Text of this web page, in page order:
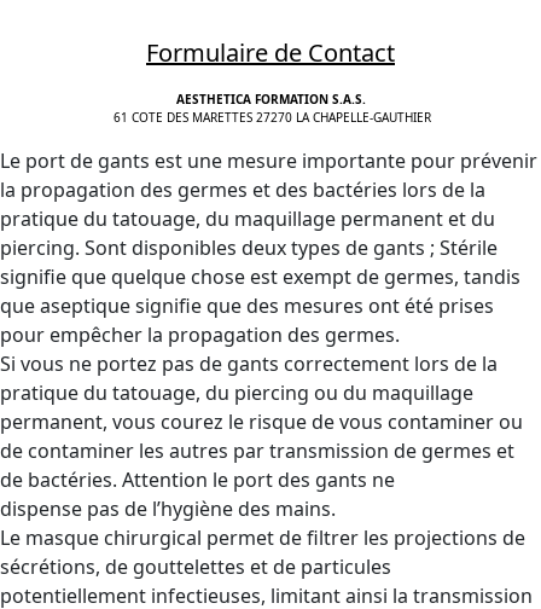
Formulaire de Contact
AESTHETICA FORMATION S.A.S.
61 COTE DES MARETTES 27270 LA CHAPELLE-GAUTHIER
Le port de gants est une mesure importante pour prévenir
la propagation des germes et des bactéries lors de la
pratique du tatouage, du maquillage permanent et du
piercing. Sont disponibles deux types de gants ; Stérile
signifie que quelque chose est exempt de germes, tandis
que aseptique signifie que des mesures ont été prises
pour empêcher la propagation des germes.
Si vous ne portez pas de gants correctement lors de la
pratique du tatouage, du piercing ou du maquillage
permanent, vous courez le risque de vous contaminer ou
de contaminer les autres par transmission de germes et
de bactéries. Attention le port des gants ne
dispense pas de l’hygiène des mains.
Le masque chirurgical permet de filtrer les projections de
sécrétions, de gouttelettes et de particules
potentiellement infectieuses, limitant ainsi la transmission